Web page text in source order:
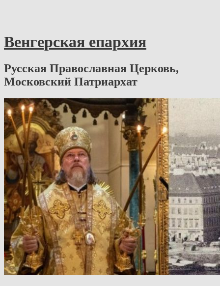
Венгерская епархия
Русская Православная Церковь,
Московский Патриархат